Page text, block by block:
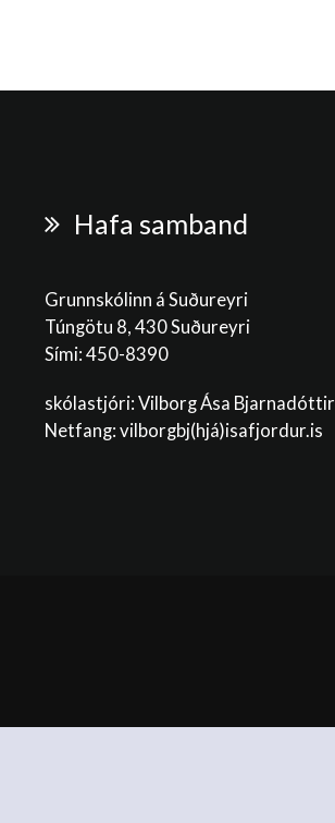
Hafa samband
Grunnskólinn á Suðureyri
Túngötu 8, 430 Suðureyri
Sími: 450-8390
skólastjóri: Vilborg Ása Bjarnadóttir
Netfang: vilborgbj(hjá)isafjordur.is